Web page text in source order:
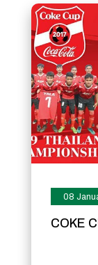
08
COKE